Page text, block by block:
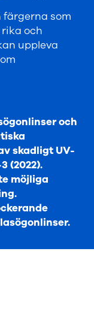
som
rika och
uppleva
och
skadligt UV-
(2022).
möjliga